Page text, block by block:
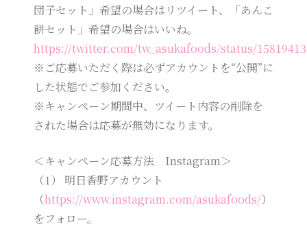
団子セット」希望の場合はリツイート、「あんこ
餅セット」希望の場合はいいね。
https://twitter.com/tw_asukafoods/status/
※ご応募いただく際は必ずアカウントを“公開”に
した状態でご参加ください。
※キャンペーン期間中、ツイート内容の削除を
された場合は応募が無効になります。
＜キャンペーン応募方法 Instagram＞
（1） 明日香野アカウント
（https://www.instagram.com/asukafoods/）
をフォロー。